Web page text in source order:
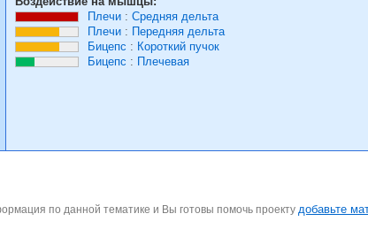
Плечи : Средняя дельта
Плечи : Передняя дельта
Бицепс : Короткий пучок
Бицепс : Плечевая
по данной тематике и Вы готовы помочь проекту добавьте